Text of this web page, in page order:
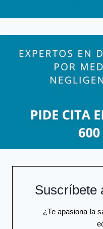
Suscríbete
¿Te apasiona la